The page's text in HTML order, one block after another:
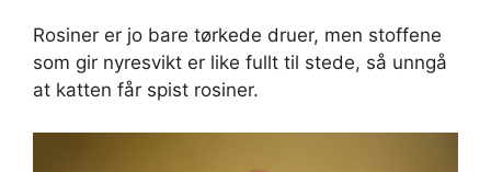
Rosiner er jo bare tørkede druer, men stoffene
som gir nyresvikt er like fullt til stede, så unngå
at katten får spist rosiner.